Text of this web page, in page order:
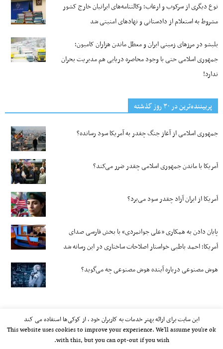
نوع دیگری از سرکوب و ارعاب؛ وکالتنامه‌های ایرانیان خارج کشور
مشروط به استعلام از دادستانی و نهادهای امنیتی شد
بلبشو در مرزهای زمینی ایران و معطل ماندن هزاران کامیون؛
جمهوری اسلامی حتی با وجود محاصره دریایی هم مدیریت بحران
ندارد!
پربیننده‌ترین‌ در ۳۰ روز گذشته
جمهوری اسلامی از آغاز جنگ چقدر به آمریکا سود رسانده؟
آمریکا با ماندن جمهوری اسلامی چقدر ضرر می‌کند؟
آمریکا از ایران آزاد چقدر سود می‌برد؟
پایان دادن به همکاری «علی جوانمردی» با بخش فارسی صدای
آمریکا؛ احمد باطبی خواستار اصلاحات ساختاری در این رسانه شد
هوش مصنوعی درباره آینده هوش مصنوعی چه می‌گوید؟
این سایت برای ارائه بهتر خدمات به کاربران خود ، از کوکی‌ها استفاده می کند
This website uses cookies to improve your experience. We'll assume you're ok
with this, but you can opt-out if you wish.